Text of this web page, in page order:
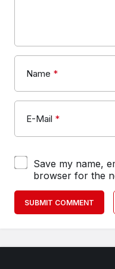
Name *
E-Mail *
Save my name,
browser for the
SUBMIT COMMENT